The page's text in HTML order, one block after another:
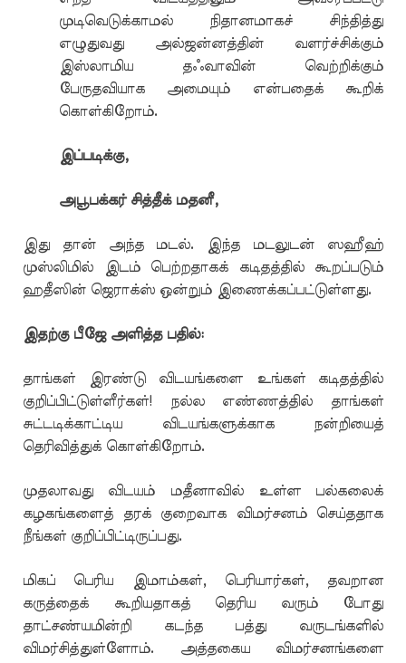
முடிவெடுக்காமல் நிதானமாகச் சிந்தித்து
எழுதுவது அல்ஜன்னத்தின் வளர்ச்சிக்கும்
இஸ்லாமிய தஃவாவின் வெற்றிக்கும்
பேருதவியாக அமையும் என்பதைக் கூறிக்
கொள்கிறோம்.
இப்படிக்கு,
அபூபக்கர் சித்தீக் மதனீ,
இது தான் அந்த மடல். இந்த மடலுடன் ஸஹீஹ்
முஸ்லிமில் இடம் பெற்றதாகக் கடிதத்தில் கூறப்படும்
ஹதீஸின் ஜெராக்ஸ் ஒன்றும் இணைக்கப்பட்டுள்ளது.
இதற்கு பீஜே அளித்த பதில்:
தாங்கள் இரண்டு விடயங்களை உங்கள் கடிதத்தில்
குறிப்பிட்டுள்ளீர்கள்! நல்ல எண்ணத்தில் தாங்கள்
சுட்டடிக்காட்டிய விடயங்களுக்காக நன்றியைத்
தெரிவித்துக் கொள்கிறோம்.
முதலாவது விடயம் மதீனாவில் உள்ள பல்கலைக்
கழகங்களைத் தரக் குறைவாக விமர்சனம் செய்ததாக
நீங்கள் குறிப்பிட்டிருப்பது.
மிகப் பெரிய இமாம்கள், பெரியார்கள், தவறான
கருத்தைக் கூறியதாகத் தெரிய வரும் போது
தாட்சண்யமின்றி கடந்த பத்து வருடங்களில்
விமர்சித்துள்ளோம். அத்தகைய விமர்சனங்களை